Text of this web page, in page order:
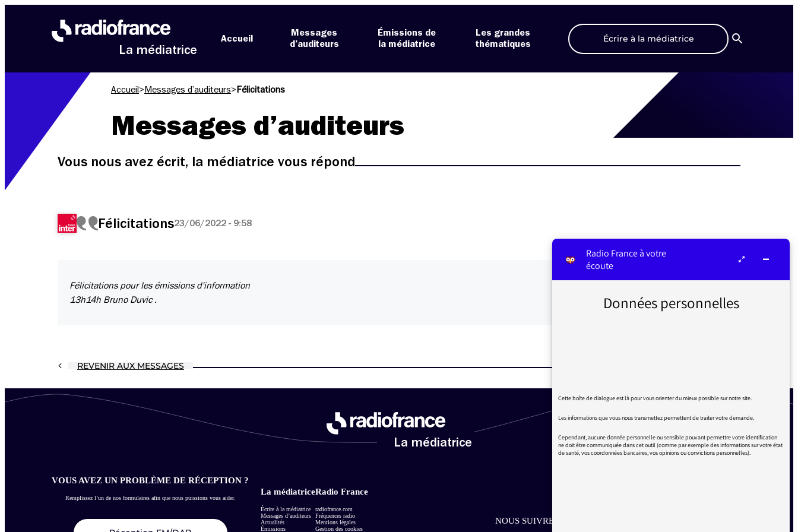
La médiatrice
Accueil
Messages
d’auditeurs
Émissions de
la médiatrice
Les grandes
thématiques
Écrire à la médiatrice
Recherche
Accueil > Messages d’auditeurs> Félicitations
Messages d’auditeurs
Vous nous avez écrit, la médiatrice vous répond
Félicitations23/06/2022 - 9:58
Félicitations pour les émissions d'information
13h14h Bruno Duvic .
REVENIR AUX MESSAGES
La médiatrice
VOUS AVEZ UN PROBLÈME DE RÉCEPTION ?
Remplissez l’un de nos formulaires afin que nous puissions vous aider.
La médiatrice
Écrire à la médiatrice
Messages d’auditeurs
Actualités
Émissions
Radio France
radiofrance.com
Fréquences radio
Mentions légales
Gestion des cookies
NOUS SUIVRE SUR LES RÉSEAUX
Radio France à votre
écoute
Données personnelles
Cette boîte de dialogue est là pour vous orienter du mieux possible sur notre site.
Les informations que vous nous transmettez permettent de traiter votre demande.
Cependant, aucune donnée personnelle ou sensible pouvant permettre votre identification
ne doit être communiquée dans cet outil (comme par exemple des informations sur votre état
de santé, vos coordonnées bancaires, vos opinions ou convictions personnelles).